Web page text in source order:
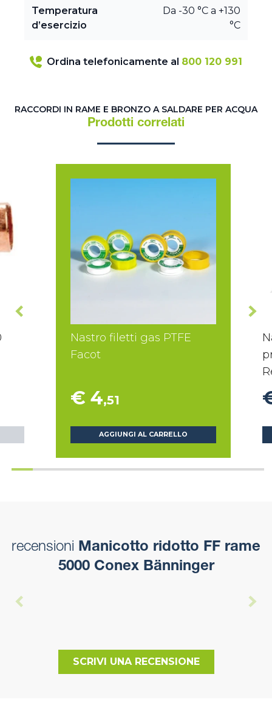
Temperatura
d’esercizio
Da -30 °C a +130
°C
Ordina telefonicamente al 800 120 991
RACCORDI IN RAME E BRONZO A SALDARE PER ACQUA
Prodotti correlati
Nastro filetti gas PTFE
Facot
€ 4,51
AGGIUNGI AL CARRELLO
recensioni Manicotto ridotto FF rame
5000 Conex Bänninger
SCRIVI UNA RECENSIONE